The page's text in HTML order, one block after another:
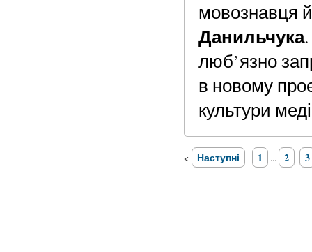
мовознавця
Данильчука
люб’язно
в новому
культури
< Наступні 1 ... 2 3